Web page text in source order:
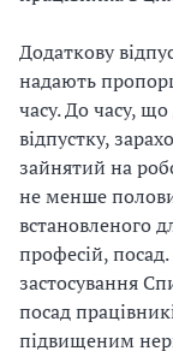
Додаткову
надають
часу. До часу,
відпустку,
зайнятий на
не менше
встановленого
професій,
застосування
посад
підвищеним
ь
т
р
у
д
о
в
о
г
о
п
м
е
і
н
ф
о
р
м
а
ц
і